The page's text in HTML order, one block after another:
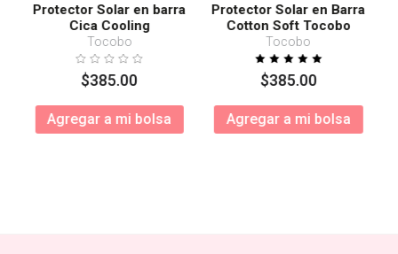
Protector Solar en barra
Cica Cooling
Tocobo
$385.00
Agregar a mi bolsa
Protector Solar en Barra
Cotton Soft Tocobo
SPF50+ PA++++
Tocobo
$385.00
Agregar a mi bolsa